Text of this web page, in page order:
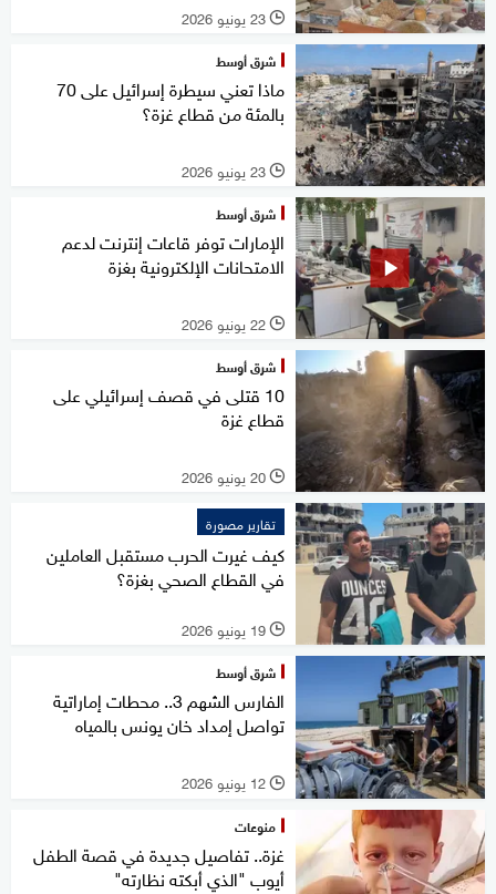
l 23 يونيو 2026
شرق أوسط
ماذا تعني سيطرة إسرائيل على 70
بالمئة من قطاع غزة؟
l 23 يونيو 2026
شرق أوسط
الإمارات توفر قاعات إنترنت لدعم
الامتحانات الإلكترونية بغزة
l 22 يونيو 2026
شرق أوسط
10 قتلى في قصف إسرائيلي على
قطاع غزة
l 20 يونيو 2026
تقارير مصورة
كيف غيرت الحرب مستقبل العاملين
في القطاع الصحي بغزة؟
l 19 يونيو 2026
شرق أوسط
الفارس الشهم 3.. محطات إماراتية
تواصل إمداد خان يونس بالمياه
l 12 يونيو 2026
منوعات
غزة.. تفاصيل جديدة في قصة الطفل
أيوب "الذي أبكته نظارته"